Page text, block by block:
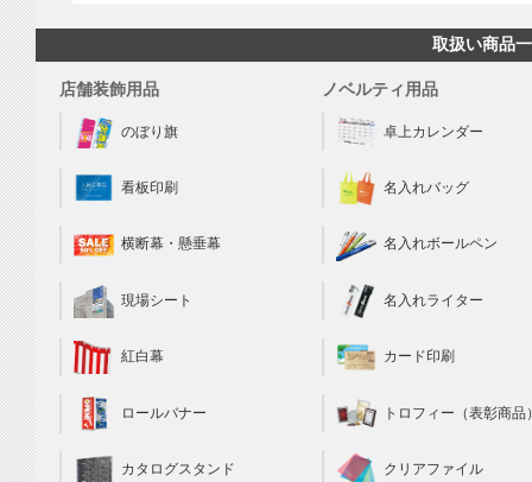
取扱い商品
店舗装飾用品
のぼり旗
看板印刷
横断幕・懸垂幕
現場シート
紅白幕
ロールバナー
カタログスタンド
ノベルティ用品
卓上カレンダー
名入れバッグ
名入れボールペン
名入れライター
カード印刷
トロフィー（表彰商品
クリアファイル